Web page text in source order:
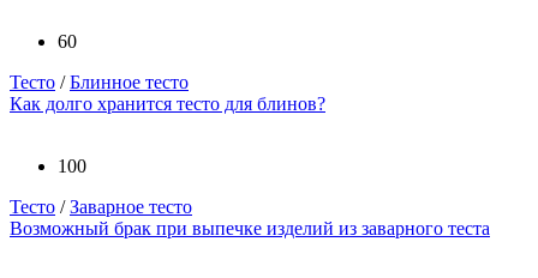
60
Тесто /Блинное тесто
Как долго хранится тесто для блинов?
100
Тесто /Заварное тесто
Возможный брак при выпечке изделий из заварного теста